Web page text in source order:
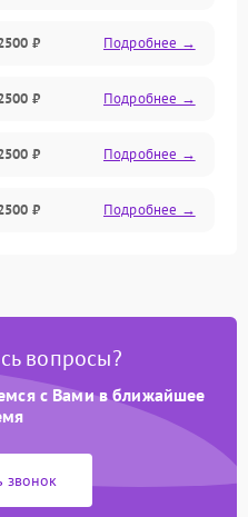
₽ Подробнее →
₽ Подробнее →
₽ Подробнее →
₽ Подробнее →
вопросы?
с Вами в ближайшее
звонок